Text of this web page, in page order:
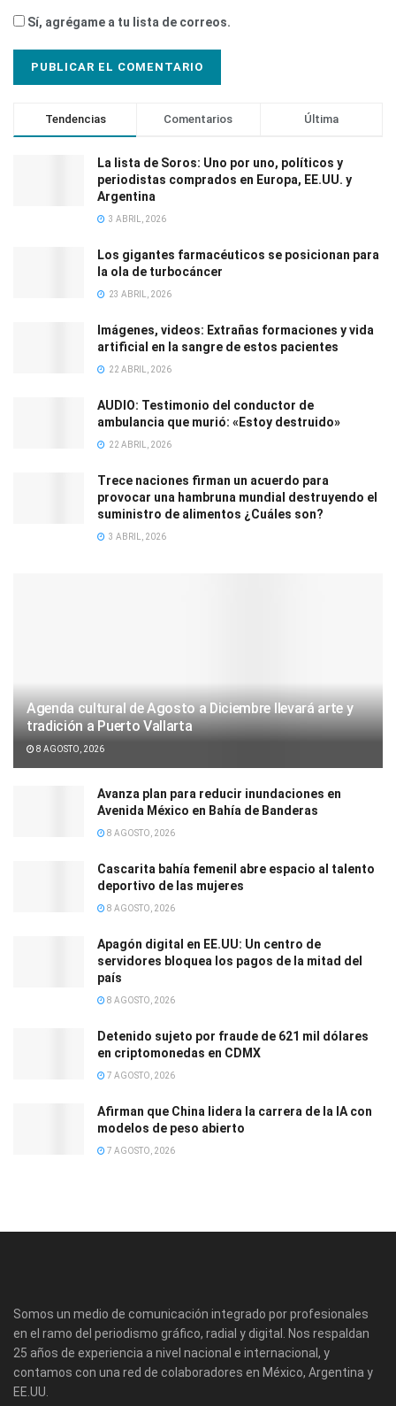
Sí, agrégame a tu lista de correos.
Tendencias Comentarios Última
La lista de Soros: Uno por uno, políticos y
periodistas comprados en Europa, EE.UU. y
Argentina
3 ABRIL, 2026
Los gigantes farmacéuticos se posicionan para
la ola de turbocáncer
23 ABRIL, 2026
Imágenes, videos: Extrañas formaciones y vida
artificial en la sangre de estos pacientes
22 ABRIL, 2026
AUDIO: Testimonio del conductor de
ambulancia que murió: «Estoy destruido»
22 ABRIL, 2026
Trece naciones firman un acuerdo para
provocar una hambruna mundial destruyendo el
suministro de alimentos ¿Cuáles son?
3 ABRIL, 2026
Agenda cultural de Agosto a Diciembre llevará arte y
tradición a Puerto Vallarta
8 AGOSTO, 2026
Avanza plan para reducir inundaciones en
Avenida México en Bahía de Banderas
8 AGOSTO, 2026
Cascarita bahía femenil abre espacio al talento
deportivo de las mujeres
8 AGOSTO, 2026
Apagón digital en EE.UU: Un centro de
servidores bloquea los pagos de la mitad del
país
8 AGOSTO, 2026
Detenido sujeto por fraude de 621 mil dólares
en criptomonedas en CDMX
7 AGOSTO, 2026
Afirman que China lidera la carrera de la IA con
modelos de peso abierto
7 AGOSTO, 2026
Somos un medio de comunicación integrado por profesionales
en el ramo del periodismo gráfico, radial y digital. Nos respaldan
25 años de experiencia a nivel nacional e internacional, y
contamos con una red de colaboradores en México, Argentina y
EE.UU.